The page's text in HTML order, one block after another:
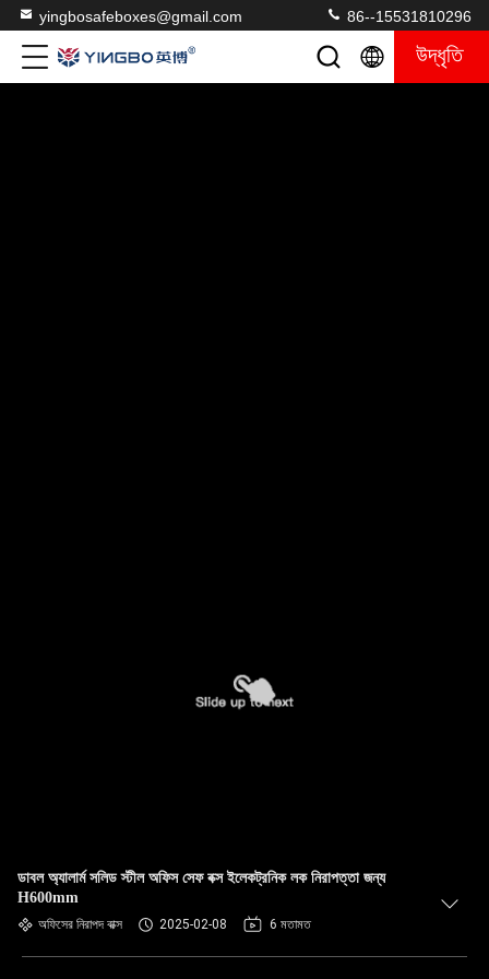
yingbosafeboxes@gmail.com 86--15531810296
উদ্ধৃতি
ডাবল অ্যালার্ম সলিড স্টীল অফিস সেফ বক্স ইলেকট্রনিক লক নিরাপত্তা জন্য
H600mm
অফিসের নিরাপদ বাক্স 2025-02-08 6 মতামত